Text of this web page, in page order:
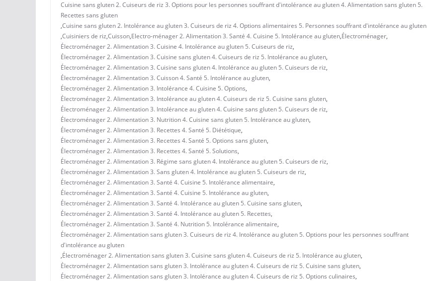
Cuisine sans gluten 2. Cuiseurs de riz 3. Options pour les personnes souffrant d'intolérance au gluten 4. Alimentation sans gluten 5.
Recettes sans gluten
,Cuisine sans gluten 2. Intolérance au gluten 3. Cuiseurs de riz 4. Options alimentaires 5. Personnes souffrant d'intolérance au gluten
,Cuisiniers de riz,Cuisson,Electro-ménager 2. Alimentation 3. Santé 4. Cuisine 5. Intolérance au gluten,Électroménager,
Électroménager 2. Alimentation 3. Cuisine 4. Intolérance au gluten 5. Cuiseurs de riz,
Électroménager 2. Alimentation 3. Cuisine sans gluten 4. Cuiseurs de riz 5. Intolérance au gluten,
Électroménager 2. Alimentation 3. Cuisine sans gluten 4. Intolérance au gluten 5. Cuiseurs de riz,
Électroménager 2. Alimentation 3. Cuisson 4. Santé 5. Intolérance au gluten,
Électroménager 2. Alimentation 3. Intolérance 4. Cuisine 5. Options,
Électroménager 2. Alimentation 3. Intolérance au gluten 4. Cuiseurs de riz 5. Cuisine sans gluten,
Électroménager 2. Alimentation 3. Intolérance au gluten 4. Cuisine sans gluten 5. Cuiseurs de riz,
Électroménager 2. Alimentation 3. Nutrition 4. Cuisine sans gluten 5. Intolérance au gluten,
Électroménager 2. Alimentation 3. Recettes 4. Santé 5. Diététique,
Électroménager 2. Alimentation 3. Recettes 4. Santé 5. Options sans gluten,
Électroménager 2. Alimentation 3. Recettes 4. Santé 5. Solutions,
Électroménager 2. Alimentation 3. Régime sans gluten 4. Intolérance au gluten 5. Cuiseurs de riz,
Électroménager 2. Alimentation 3. Sans gluten 4. Intolérance au gluten 5. Cuiseurs de riz,
Électroménager 2. Alimentation 3. Santé 4. Cuisine 5. Intolérance alimentaire,
Électroménager 2. Alimentation 3. Santé 4. Cuisine 5. Intolérance au gluten,
Électroménager 2. Alimentation 3. Santé 4. Intolérance au gluten 5. Cuisine sans gluten,
Électroménager 2. Alimentation 3. Santé 4. Intolérance au gluten 5. Recettes,
Électroménager 2. Alimentation 3. Santé 4. Nutrition 5. Intolérance alimentaire,
Électroménager 2. Alimentation sans gluten 3. Cuiseurs de riz 4. Intolérance au gluten 5. Options pour les personnes souffrant
d'intolérance au gluten
,Électroménager 2. Alimentation sans gluten 3. Cuisine sans gluten 4. Cuiseurs de riz 5. Intolérance au gluten,
Électroménager 2. Alimentation sans gluten 3. Intolérance au gluten 4. Cuiseurs de riz 5. Cuisine sans gluten,
Électroménager 2. Alimentation sans gluten 3. Intolérance au gluten 4. Cuiseurs de riz 5. Options culinaires,